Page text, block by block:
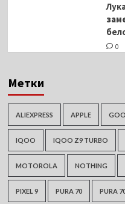
0
Метки
ALIEXPRESS APPLE
IQOO IQOO Z9 TURBO
MOTOROLA NOTHING
PIXEL 9 PURA 70 PURA